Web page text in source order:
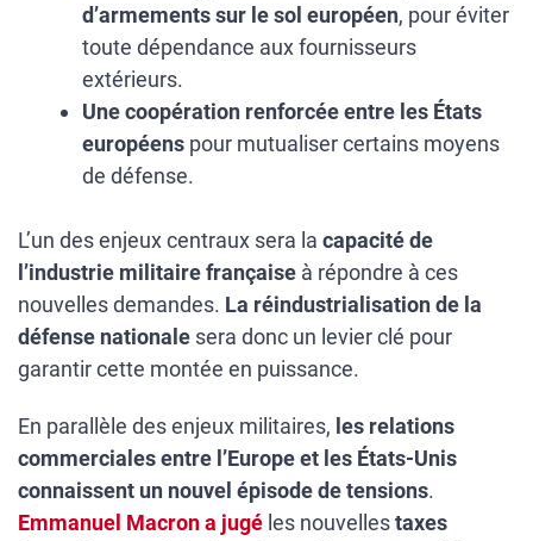
d’armements sur le sol européen, pour éviter
toute dépendance aux fournisseurs
extérieurs.
Une coopération renforcée entre les États
européens pour mutualiser certains moyens
de défense.
L’un des enjeux centraux sera la capacité de
l’industrie militaire française à répondre à ces
nouvelles demandes. La réindustrialisation de la
défense nationale sera donc un levier clé pour
garantir cette montée en puissance.
En parallèle des enjeux militaires, les relations
commerciales entre l’Europe et les États-Unis
connaissent un nouvel épisode de tensions.
Emmanuel Macron a jugé les nouvellestaxes